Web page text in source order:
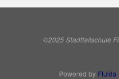
©2025 Stadtteilschule
Powered by Fluida